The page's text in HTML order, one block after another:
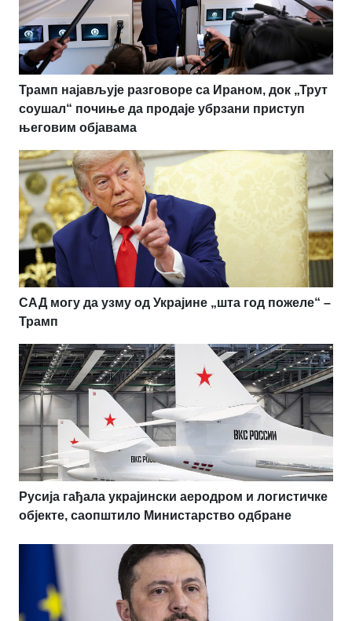
Трамп најављује разговоре са Ираном, док „Трут
соушал“ почиње да продаје убрзани приступ
његовим објавама
САД могу да узму од Украјине „шта год пожеле“ –
Трамп
Русија гађала украјински аеродром и логистичке
објекте, саопштило Министарство одбране